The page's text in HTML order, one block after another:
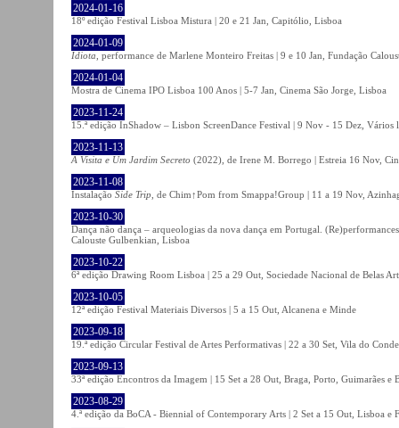
2024-01-16
18º edição Festival Lisboa Mistura | 20 e 21 Jan, Capitólio, Lisboa
2024-01-09
Idiota , performance de Marlene Monteiro Freitas | 9 e 10 Jan, Fundação
2024-01-04
Mostra de Cinema IPO Lisboa 100 Anos | 5-7 Jan, Cinema São Jorge, Lisboa
2023-11-24
15.ª edição InShadow – Lisbon ScreenDance Festival | 9 Nov - 15 Dez, Vários
2023-11-13
A Visita e Um Jardim Secreto (2022), de Irene M. Borrego | Estreia 16 Nov,
2023-11-08
Instalação Side Trip , de Chim↑Pom from Smappa!Group | 11 a 19 Nov,
2023-10-30
Dança não dança – arqueologias da nova dança em Portugal.
Calouste Gulbenkian, Lisboa
2023-10-22
6ª edição Drawing Room Lisboa | 25 a 29 Out, Sociedade Nacional de Belas
2023-10-05
12ª edição Festival Materiais Diversos | 5 a 15 Out, Alcanena e Minde
2023-09-18
19.ª edição Circular Festival de Artes Performativas | 22 a 30 Set, Vila do Conde
2023-09-13
33ª edição Encontros da Imagem | 15 Set a 28 Out, Braga, Porto, Guimarães e
2023-08-29
4.ª edição da BoCA - Biennial of Contemporary Arts | 2 Set a 15 Out, Lisboa e